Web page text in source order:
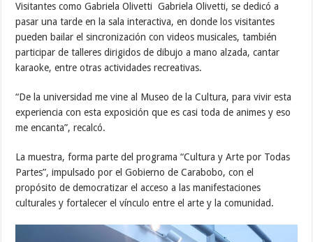
Visitantes como Gabriela Olivetti Gabriela Olivetti, se dedicó a
pasar una tarde en la sala interactiva, en donde los visitantes
pueden bailar el sincronización con videos musicales, también
participar de talleres dirigidos de dibujo a mano alzada, cantar
karaoke, entre otras actividades recreativas.
“De la universidad me vine al Museo de la Cultura, para vivir esta
experiencia con esta exposición que es casi toda de animes y eso
me encanta”, recalcó.
La muestra, forma parte del programa “Cultura y Arte por Todas
Partes”, impulsado por el Gobierno de Carabobo, con el
propósito de democratizar el acceso a las manifestaciones
culturales y fortalecer el vínculo entre el arte y la comunidad.